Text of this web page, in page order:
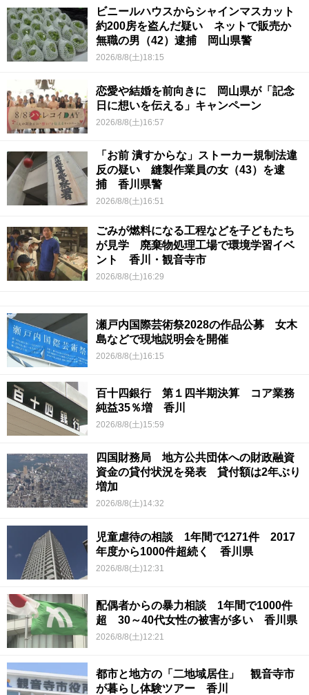
ビニールハウスからシャインマスカット
約200房を盗んだ疑い ネットで販売か
無職の男（42）逮捕 岡山県警
2026/8/8(土)18:15
恋愛や結婚を前向きに 岡山県が「記念
日に想いを伝える」キャンペーン
2026/8/8(土)16:57
「お前 潰すからな」ストーカー規制法違
反の疑い 縫製作業員の女（43）を逮
捕 香川県警
2026/8/8(土)16:51
ごみが燃料になる工程などを子どもたち
が見学 廃棄物処理工場で環境学習イベ
ント 香川・観音寺市
2026/8/8(土)16:29
瀬戸内国際芸術祭2028の作品公募 女木
島などで現地説明会を開催
2026/8/8(土)16:15
百十四銀行 第１四半期決算 コア業務
純益35％増 香川
2026/8/8(土)15:59
四国財務局 地方公共団体への財政融資
資金の貸付状況を発表 貸付額は2年ぶり
増加
2026/8/8(土)14:32
児童虐待の相談 1年間で1271件 2017
年度から1000件超続く 香川県
2026/8/8(土)12:31
配偶者からの暴力相談 1年間で1000件
超 30～40代女性の被害が多い 香川県
2026/8/8(土)12:21
都市と地方の「二地域居住」 観音寺市
が暮らし体験ツアー 香川